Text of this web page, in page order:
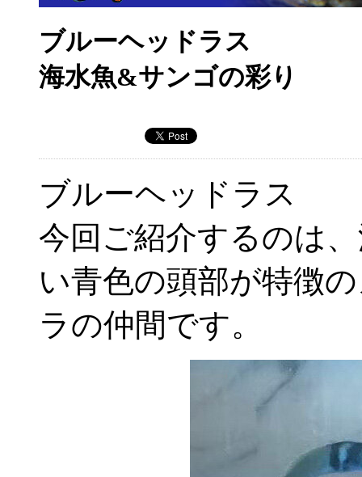
ブルーヘッドラス
海水魚&サンゴの彩り
ブルーヘッドラス
今回ご紹介するのは
い青色の頭部が特徴
ラの仲間です。